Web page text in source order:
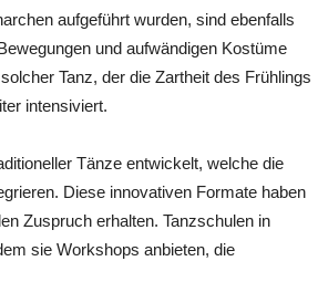
aufgeführt wurden, sind ebenfalls
und aufwändigen Kostüme
Tanz, der die Zartheit des Frühlings
intensiviert.
Tänze entwickelt, welche die
Diese innovativen Formate haben
Zuspruch erhalten. Tanzschulen in
sie Workshops anbieten, die